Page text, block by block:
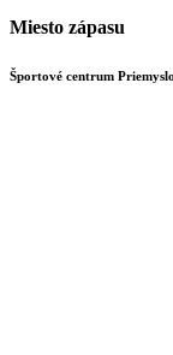
Miesto zápasu
Športové centrum